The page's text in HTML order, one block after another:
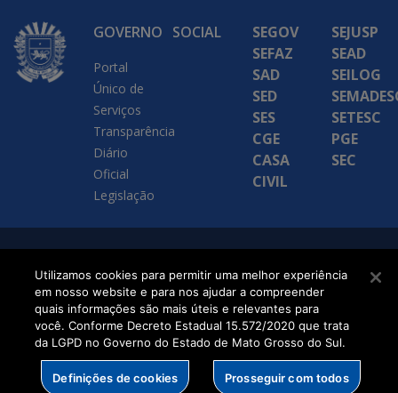
GOVERNO
Portal
Único de
Serviços
Transparência
Diário
Oficial
Legislação
SOCIAL
SEGOV
SEFAZ
SAD
SED
SES
CGE
CASA
CIVIL
SEJUSP
SEAD
SEILOG
SETESC
PGE
SEC
Executiva de
Transformação Digital
Utilizamos cookies para permitir uma melhor experiência
em nosso website e para nos ajudar a compreender
quais informações são mais úteis e relevantes para
você. Conforme Decreto Estadual 15.572/2020 que trata
da LGPD no Governo do Estado de Mato Grosso do Sul.
Definições de cookies Prosseguir com todos